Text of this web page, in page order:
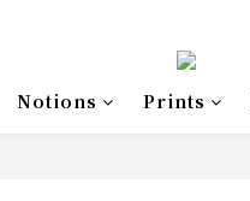
Notions Prints